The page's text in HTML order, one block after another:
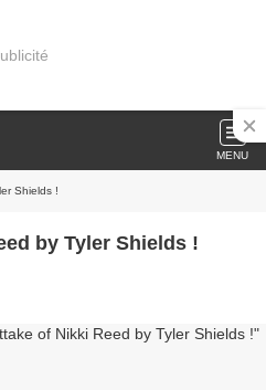
MENU
Shields !
by Tyler Shields !